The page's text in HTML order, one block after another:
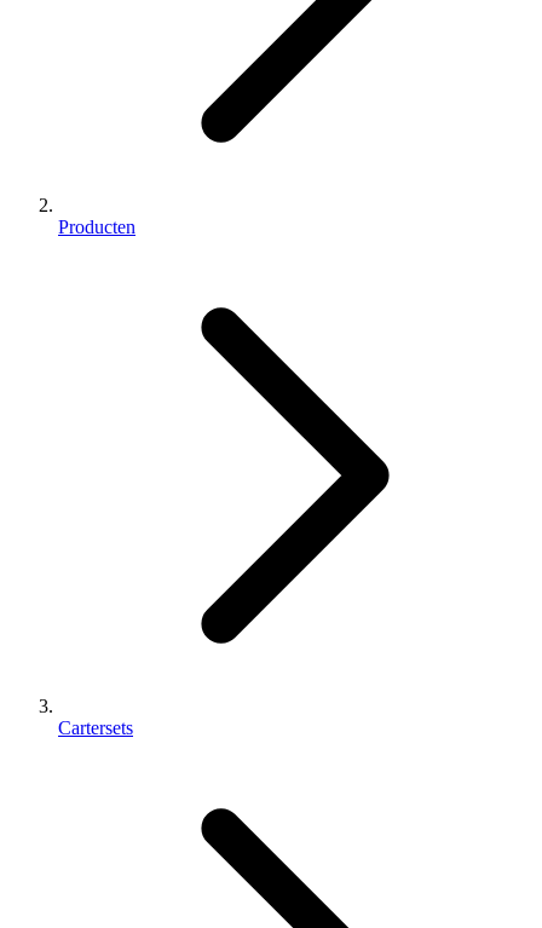
Producten
Cartersets